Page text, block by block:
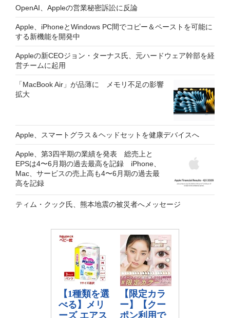
OpenAI、Appleの営業秘密訴訟に反論
Apple、iPhoneとWindows PC間でコピー＆ペーストを可能に
する新機能を開発中
Appleの新CEOジョン・ターナス氏、元ハードウェア幹部を経
営チームに起用
「MacBook Air」が品薄に メモリ不足の影響
拡大
Apple、スマートグラス＆ヘッドセットを健康デバイスへ
Apple、第3四半期の業績を発表 総売上と
EPSは4〜6月期の過去最高を記録 iPhone、
Mac、サービスの売上高も4〜6月期の過去最
高を記録
ティム・クック氏、熊本地震の被災者へメッセージ